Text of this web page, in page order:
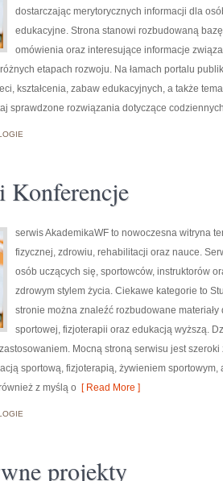
dostarczając merytorycznych informacji dla
edukacyjne. Strona stanowi rozbudowaną
omówienia oraz interesujące informacje
etapach rozwoju. Na łamach portalu
kształcenia, zabaw edukacyjnych, a także
sprawdzone rozwiązania dotyczące
Konferencje
serwis AkademikaWF to nowoczesna witryna
fizycznej, zdrowiu, rehabilitacji oraz nauce.
osób uczących się, sportowców, instruktorów
zdrowym stylem życia. Ciekawe kategorie to
stronie można znaleźć rozbudowane
sportowej, fizjoterapii oraz edukacją wyższą.
Mocną stroną serwisu jest
sportową, fizjoterapią, żywieniem
z myślą o [ Read More ]
projekty